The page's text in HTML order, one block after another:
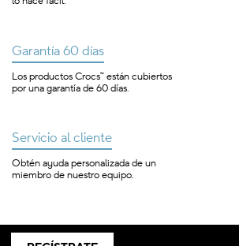
Garantía 60 días
Los productos Crocs™ están cubiertos
por una garantía de 60 días.
Servicio al cliente
Obtén ayuda personalizada de un
miembro de nuestro equipo.